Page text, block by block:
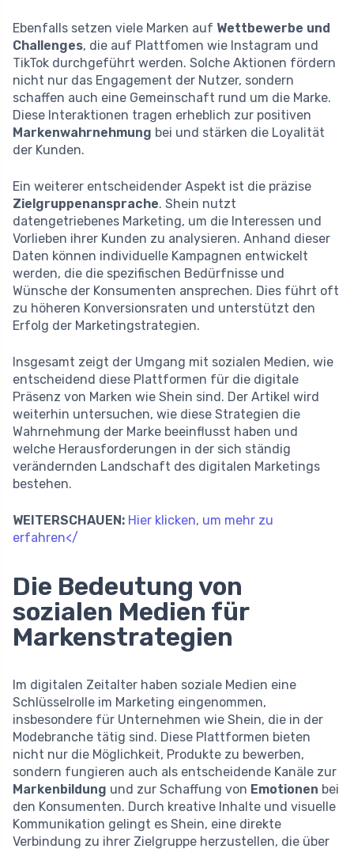
Ebenfalls setzen viele Marken auf Wettbewerbe und
Challenges, die auf Plattfomen wie Instagram und
TikTok durchgeführt werden. Solche Aktionen fördern
nicht nur das Engagement der Nutzer, sondern
schaffen auch eine Gemeinschaft rund um die Marke.
Diese Interaktionen tragen erheblich zur positiven
Markenwahrnehmung bei und stärken die Loyalität
der Kunden.
Ein weiterer entscheidender Aspekt ist die präzise
Zielgruppenansprache. Shein nutzt
datengetriebenes Marketing, um die Interessen und
Vorlieben ihrer Kunden zu analysieren. Anhand dieser
Daten können individuelle Kampagnen entwickelt
werden, die die spezifischen Bedürfnisse und
Wünsche der Konsumenten ansprechen. Dies führt oft
zu höheren Konversionsraten und unterstützt den
Erfolg der Marketingstrategien.
Insgesamt zeigt der Umgang mit sozialen Medien, wie
entscheidend diese Plattformen für die digitale
Präsenz von Marken wie Shein sind. Der Artikel wird
weiterhin untersuchen, wie diese Strategien die
Wahrnehmung der Marke beeinflusst haben und
welche Herausforderungen in der sich ständig
verändernden Landschaft des digitalen Marketings
bestehen.
WEITERSCHAUEN: Hier klicken, um mehr zu
erfahren</
Die Bedeutung von
sozialen Medien für
Markenstrategien
Im digitalen Zeitalter haben soziale Medien eine
Schlüsselrolle im Marketing eingenommen,
insbesondere für Unternehmen wie Shein, die in der
Modebranche tätig sind. Diese Plattformen bieten
nicht nur die Möglichkeit, Produkte zu bewerben,
sondern fungieren auch als entscheidende Kanäle zur
Markenbildung und zur Schaffung von Emotionen bei
den Konsumenten. Durch kreative Inhalte und visuelle
Kommunikation gelingt es Shein, eine direkte
Verbindung zu ihrer Zielgruppe herzustellen, die über